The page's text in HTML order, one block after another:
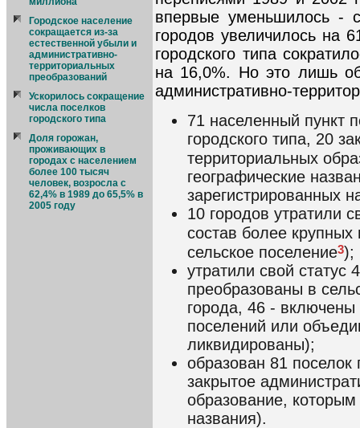
Городское население
сокращается из-за
естественной убыли и
административно-
территориальных
преобразований
Ускорилось сокращение
числа поселков
городского типа
Доля горожан,
проживающих в
городах с населением
более 100 тысяч
человек, возросла с
62,4% в 1989 до 65,5% в
2005 году
впервые уменьшилось -
городов увеличилось на
городского типа
на 16,0%. Но это лишь
административно-
71 населенный пункт
городского типа, 20
территориальных
географические
зарегистрированных
10 городов утратили
состав более крупных
сельское поселение3);
утратили свой статус
преобразованы в
города, 46 - включены
поселений или
ликвидированы);
образован 81 поселок
закрытое
образование,
названия).